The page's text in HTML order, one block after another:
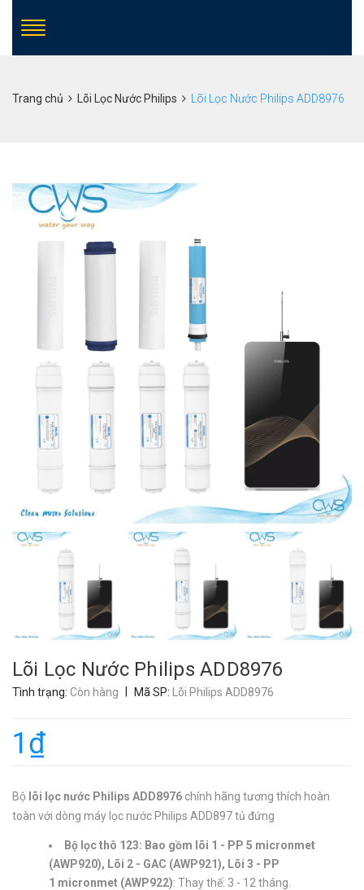
Trang chủ Lõi Lọc Nước Philips Lõi Lọc Nước Philips ADD8976
Lõi Lọc Nước Philips ADD8976
Tình trạng: Còn hàng Mã SP: Lõi Philips ADD8976
1₫
Bộ lõi lọc nước Philips ADD8976 chính hãng tương thích hoàn
toàn với dòng máy lọc nước Philips ADD897 tủ đứng
Bộ lọc thô 123: Bao gồm lõi 1 - PP 5 micronmet
(AWP920), Lõi 2 - GAC (AWP921), Lõi 3 - PP
1 micronmet (AWP922): Thay thế: 3 - 12 tháng.